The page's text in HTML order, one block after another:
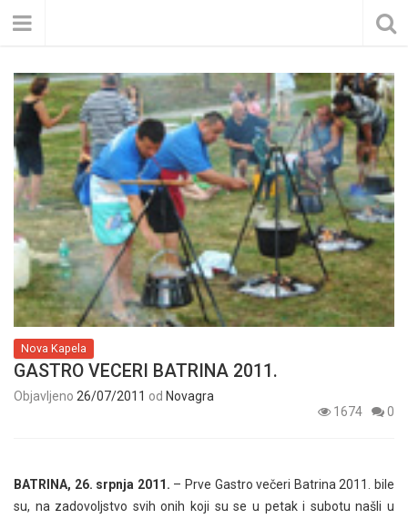
Nova Kapela
GASTRO VECERI BATRINA 2011.
Objavljeno 26/07/2011 od Novagra
1674
0
BATRINA, 26. srpnja 2011. – Prve Gastro večeri Batrina 2011. bile
su, na zadovoljstvo svih onih koji su se u petak i subotu našli u